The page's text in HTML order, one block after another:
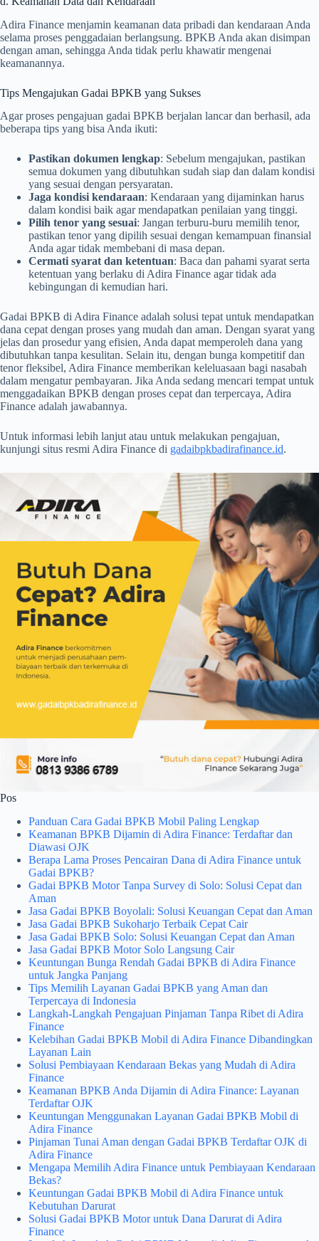
Adira Finance menjamin keamanan data pribadi dan kendaraan Anda
selama proses penggadaian berlangsung. BPKB Anda akan disimpan
dengan aman, sehingga Anda tidak perlu khawatir mengenai
keamanannya.
Tips Mengajukan Gadai BPKB yang Sukses
Agar proses pengajuan gadai BPKB berjalan lancar dan berhasil, ada
beberapa tips yang bisa Anda ikuti:
Pastikan dokumen lengkap: Sebelum mengajukan, pastikan
semua dokumen yang dibutuhkan sudah siap dan dalam kondisi
yang sesuai dengan persyaratan.
Jaga kondisi kendaraan: Kendaraan yang dijaminkan harus
dalam kondisi baik agar mendapatkan penilaian yang tinggi.
Pilih tenor yang sesuai: Jangan terburu-buru memilih tenor,
pastikan tenor yang dipilih sesuai dengan kemampuan finansial
Anda agar tidak membebani di masa depan.
Cermati syarat dan ketentuan: Baca dan pahami syarat serta
ketentuan yang berlaku di Adira Finance agar tidak ada
kebingungan di kemudian hari.
Gadai BPKB di Adira Finance adalah solusi tepat untuk mendapatkan
dana cepat dengan proses yang mudah dan aman. Dengan syarat yang
jelas dan prosedur yang efisien, Anda dapat memperoleh dana yang
dibutuhkan tanpa kesulitan. Selain itu, dengan bunga kompetitif dan
tenor fleksibel, Adira Finance memberikan keleluasaan bagi nasabah
dalam mengatur pembayaran. Jika Anda sedang mencari tempat untuk
menggadaikan BPKB dengan proses cepat dan terpercaya, Adira
Finance adalah jawabannya.
Untuk informasi lebih lanjut atau untuk melakukan pengajuan,
kunjungi situs resmi Adira Finance di gadaibpkbadirafinance.id.
Pos
Panduan Cara Gadai BPKB Mobil Paling Lengkap
Keamanan BPKB Dijamin di Adira Finance: Terdaftar dan
Diawasi OJK
Berapa Lama Proses Pencairan Dana di Adira Finance untuk
Gadai BPKB?
Gadai BPKB Motor Tanpa Survey di Solo: Solusi Cepat dan
Aman
Jasa Gadai BPKB Boyolali: Solusi Keuangan Cepat dan Aman
Jasa Gadai BPKB Sukoharjo Terbaik Cepat Cair
Jasa Gadai BPKB Solo: Solusi Keuangan Cepat dan Aman
Jasa Gadai BPKB Motor Solo Langsung Cair
Keuntungan Bunga Rendah Gadai BPKB di Adira Finance
untuk Jangka Panjang
Tips Memilih Layanan Gadai BPKB yang Aman dan
Terpercaya di Indonesia
Langkah-Langkah Pengajuan Pinjaman Tanpa Ribet di Adira
Finance
Kelebihan Gadai BPKB Mobil di Adira Finance Dibandingkan
Layanan Lain
Solusi Pembiayaan Kendaraan Bekas yang Mudah di Adira
Finance
Keamanan BPKB Anda Dijamin di Adira Finance: Layanan
Terdaftar OJK
Keuntungan Menggunakan Layanan Gadai BPKB Mobil di
Adira Finance
Pinjaman Tunai Aman dengan Gadai BPKB Terdaftar OJK di
Adira Finance
Mengapa Memilih Adira Finance untuk Pembiayaan Kendaraan
Bekas?
Keuntungan Gadai BPKB Mobil di Adira Finance untuk
Kebutuhan Darurat
Solusi Gadai BPKB Motor untuk Dana Darurat di Adira
Finance